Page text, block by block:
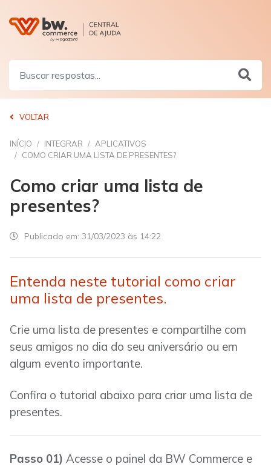
VOLTAR
INÍCIO INTEGRAR
APLICATIVOS
COMO CRIAR UMA LISTA DE PRESENTES?
Como criar uma lista de
presentes?
Publicado em:31/03/2023 às 14:22
Entenda neste tutorial como criar
uma lista de presentes.
Crie uma lista de presentes e compartilhe com
seus amigos no dia do seu aniversário ou em
algum evento importante.
Confira o tutorial abaixo para criar uma lista de
presentes.
Passo 01) Acesse o painel da BW Commerce e